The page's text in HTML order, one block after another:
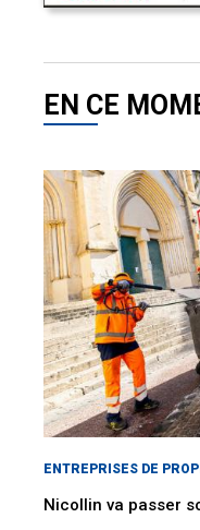
EN CE
ENTREPRISES DE
Nicollin va passer